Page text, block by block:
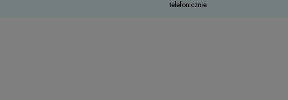
telefonicznie.